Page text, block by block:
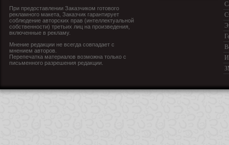
При предоставлении Заказчиком готового
рекламного макета, Заказчик гарантирует
соблюдение авторских прав (интеллектуальной
собственности) третьих лиц на произведения,
включенные в рекламу.
Мнение редакции не всегда совпадает с
мнением авторов.
Перепечатка материалов возможна только с
письменного разрешения редакции.